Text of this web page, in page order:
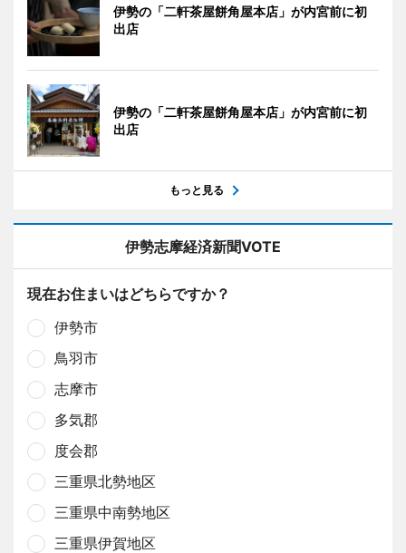
伊勢の「二軒茶屋餅角屋本店」が内宮前に初
出店
伊勢の「二軒茶屋餅角屋本店」が内宮前に初
出店
もっと見る
伊勢志摩経済新聞VOTE
現在お住まいはどちらですか？
伊勢市
鳥羽市
志摩市
多気郡
度会郡
三重県北勢地区
三重県中南勢地区
三重県伊賀地区